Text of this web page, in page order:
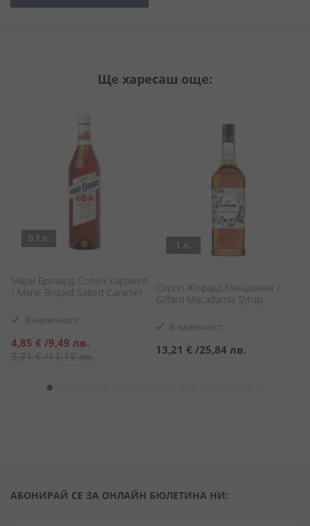
Ще харесаш още:
0.7 л.
Мари Бризард Солен Карамел
/ Marie Brizard Salted Caramel
В наличност
Специална
цена
4,85 € /9,49 лв.
5,71 €/11,17 лв.
1 л.
Сироп Жифард Макадамия /
Giffard Macadamia Syrup
В наличност
13,21 € /25,84 лв.
АБОНИРАЙ СЕ ЗА ОНЛАЙН БЮЛЕТИНА НИ: